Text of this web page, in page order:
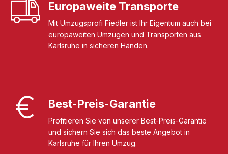
Europaweite Transporte
Mit Umzugsprofi Fiedler ist Ihr Eigentum auch bei
europaweiten Umzügen und Transporten aus
Karlsruhe in sicheren Händen.
Best-Preis-Garantie
Profitieren Sie von unserer Best-Preis-Garantie
und sichern Sie sich das beste Angebot in
Karlsruhe für Ihren Umzug.